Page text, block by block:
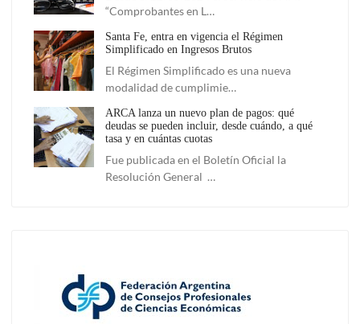
“Comprobantes en L…
Santa Fe, entra en vigencia el Régimen
Simplificado en Ingresos Brutos
El Régimen Simplificado es una nueva
modalidad de cumplimie…
ARCA lanza un nuevo plan de pagos: qué
deudas se pueden incluir, desde cuándo, a qué
tasa y en cuántas cuotas
Fue publicada en el Boletín Oficial la
Resolución General …